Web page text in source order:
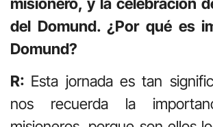
del Domund. ¿Por qué es
Domund?
R: Esta jornada es tan
nos recuerda la